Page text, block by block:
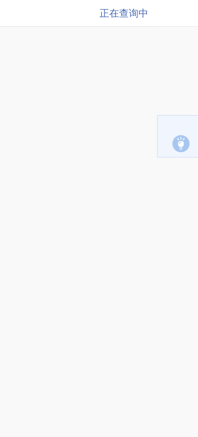
正在查询中